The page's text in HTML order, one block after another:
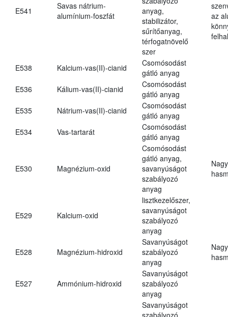
E541
Savas nátrium-
alumínium-foszfát
anyag,
stabilizátor,
sűrítőanyag,
térfogatnövelő
szer
az
E538 Kalcium-vas(II)-cianid
Csomósodást
gátló anyag
E536
Kálium-vas(II)-cianid
Csomósodást
gátló anyag
E535
Nátrium-vas(II)-cianid
Csomósodást
gátló anyag
E534
Vas-tartarát
Csomósodást
gátló anyag
E530 Magnézium-oxid
Csomósodást
gátló anyag,
savanyúságot
szabályozó
anyag
E529 Kalcium-oxid
lisztkezelőszer,
savanyúságot
szabályozó
anyag
E528 Magnézium-hidroxid
Savanyúságot
szabályozó
anyag
E527 Ammónium-hidroxid
Savanyúságot
szabályozó
anyag
Savanyúságot
szabályozó